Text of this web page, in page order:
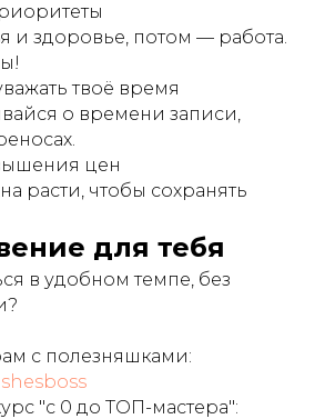
и здоровье, потом — работа.
твоё время
о времени записи,
цен
расти, чтобы сохранять
для тебя
в удобном темпе, без
с полезняшками:
"с 0 до ТОП-мастера":